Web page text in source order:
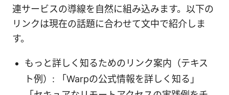
連サービスの導線を自然に組み込みます。以下の
リンクは現在の話題に合わせて文中で紹介しま
す。
もっと詳しく知るためのリンク案内（テキス
ト例）: 「Warpの公式情報を詳しく知る」